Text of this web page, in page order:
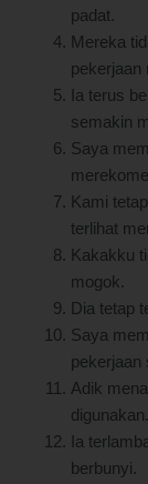
padat.
Mereka
pekerjaan
Ia terus
semakin
Saya
Kami
terlihat
Kakakku
mogok.
Dia tetap
Saya
pekerjaan
Adik
digunakan.
Ia
berbunyi.